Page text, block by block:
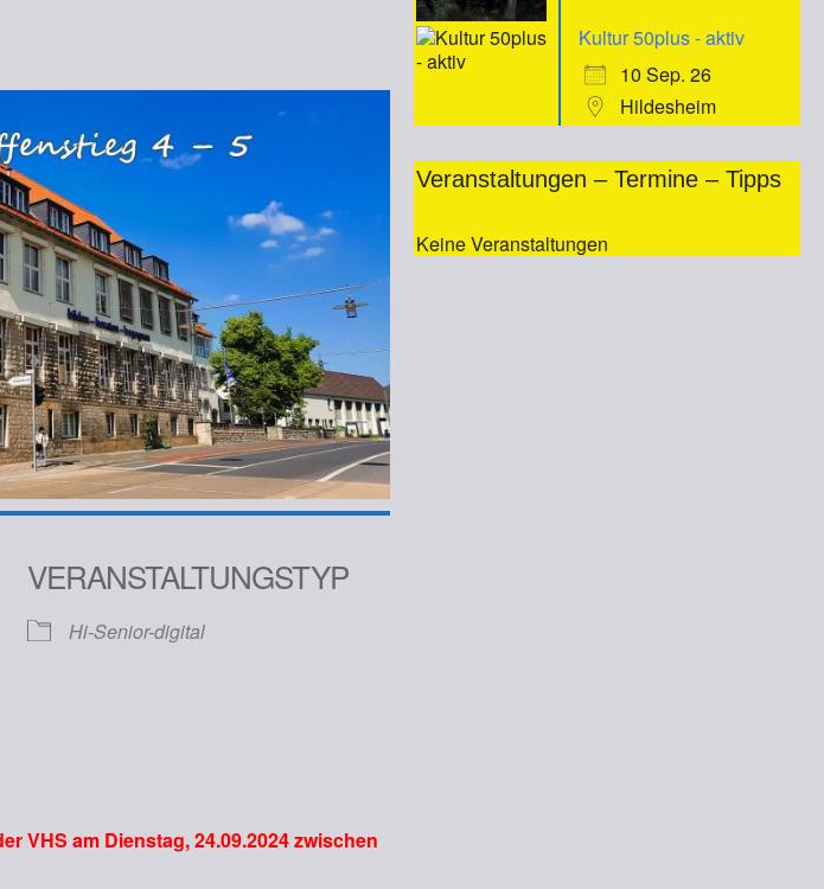
VERANSTALTUNGSTYP
Hi-Senior-digital
VHS am Dienstag, 24.09.2024 zwischen
Kultur 50plus - aktiv
10 Sep. 26
Hildesheim
Veranstaltungen – Termine – Tipps
Keine Veranstaltungen